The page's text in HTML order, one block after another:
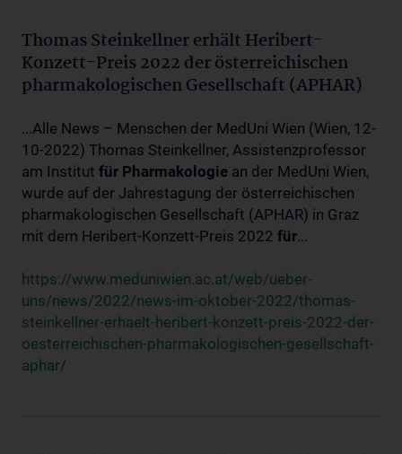
Thomas Steinkellner erhält Heribert-
Konzett-Preis 2022 der österreichischen
pharmakologischen Gesellschaft (APHAR)
...Alle News – Menschen der MedUni Wien (Wien, 12-
10-2022) Thomas Steinkellner, Assistenzprofessor
am Institut für Pharmakologie an der MedUni Wien,
wurde auf der Jahrestagung der österreichischen
pharmakologischen Gesellschaft (APHAR) in Graz
mit dem Heribert-Konzett-Preis 2022 für...
https://www.meduniwien.ac.at/web/ueber-
uns/news/2022/news-im-oktober-2022/thomas-
steinkellner-erhaelt-heribert-konzett-preis-2022-der-
oesterreichischen-pharmakologischen-gesellschaft-
aphar/